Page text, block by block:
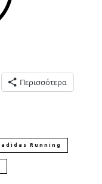
Περισσότερα
adidas Running